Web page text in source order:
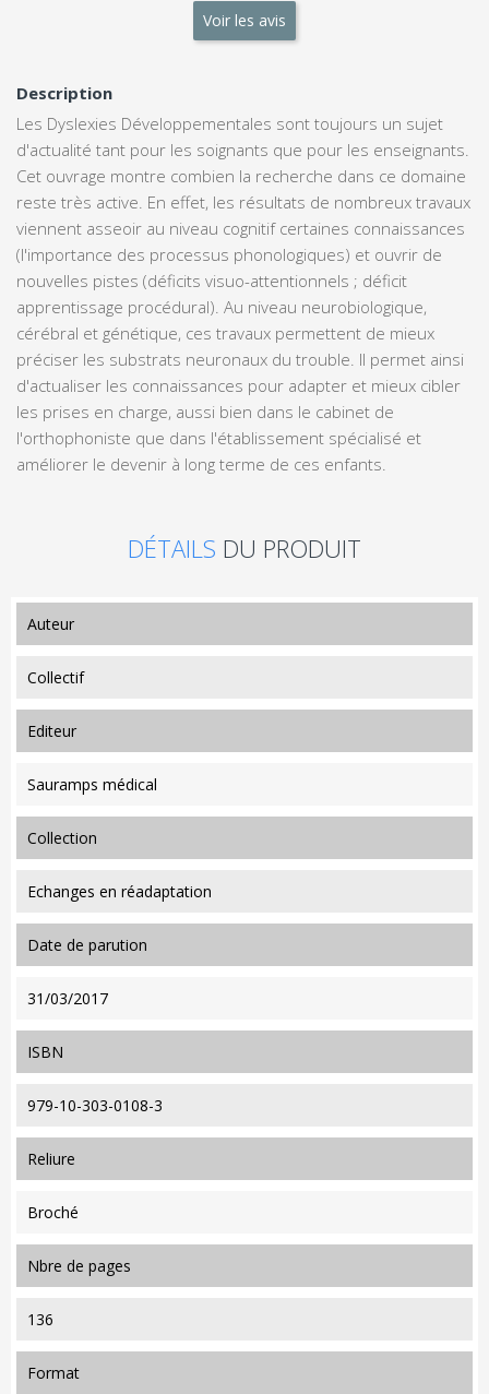
Voir les avis
Description
Les Dyslexies Développementales sont toujours un sujet
d'actualité tant pour les soignants que pour les enseignants.
Cet ouvrage montre combien la recherche dans ce domaine
reste très active. En effet, les résultats de nombreux travaux
viennent asseoir au niveau cognitif certaines connaissances
(l'importance des processus phonologiques) et ouvrir de
nouvelles pistes (déficits visuo-attentionnels ; déficit
apprentissage procédural). Au niveau neurobiologique,
cérébral et génétique, ces travaux permettent de mieux
préciser les substrats neuronaux du trouble. Il permet ainsi
d'actualiser les connaissances pour adapter et mieux cibler
les prises en charge, aussi bien dans le cabinet de
l'orthophoniste que dans l'établissement spécialisé et
améliorer le devenir à long terme de ces enfants.
DÉTAILS DU PRODUIT
auteur
Collectif
editeur
Sauramps médical
collection
Echanges en réadaptation
date de parution
31/03/2017
ISBN
979-10-303-0108-3
reliure
Broché
nbre de pages
136
format